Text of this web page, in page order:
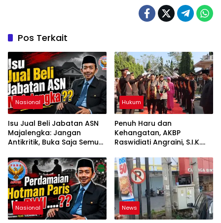
Pos Terkait
Nasional
Isu Jual Beli Jabatan ASN
Majalengka: Jangan
Antikritik, Buka Saja Semua
Jabatan kepada Publik
Oleh: Aceng Syamsul
Hadie, S.Sos., MM. Ketua
Dewan Pembina Pusat
ASWIN
Hukum
Penuh Haru dan
Kehangatan, AKBP
Raswidiati Angraini, S.I.K.
Lampung Utara
Nasional News